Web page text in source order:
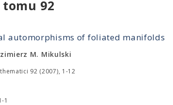
92
automorphisms of foliated manifolds
M. Mikulski
92 (2007), 1-12
1